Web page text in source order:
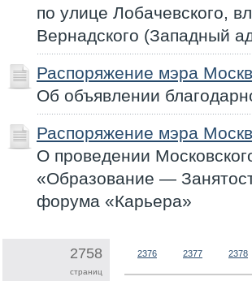
по улице Лобачевского,
Вернадского (Западный
Распоряжение мэра
Об объявлении
Распоряжение мэра
О проведении
«Образование —
форума «Карьера»
2758
страниц
2376 2377 2378